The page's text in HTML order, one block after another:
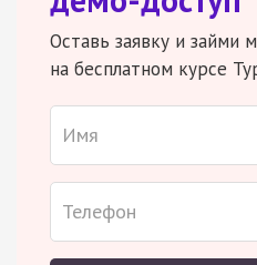
Оставь заявку и займи
на бесплатном курсе